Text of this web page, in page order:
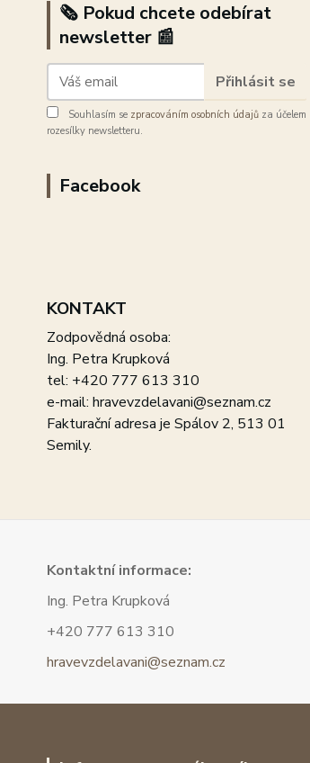
🗞️ Pokud chcete odebírat
newsletter 📰
Přihlásit se
Souhlasím se zpracováním osobních údajů za účelem
rozesílky newsletteru.
Facebook
KONTAKT
Zodpovědná osoba:
Ing. Petra Krupková
tel: +420 777 613 310
e-mail: hravevzdelavani@seznam.cz
Fakturační adresa je Spálov 2, 513 01
Semily.
Kontaktní informace:
Ing. Petra Krupková
+420 777 613 310
hravevzdelavani@seznam.cz